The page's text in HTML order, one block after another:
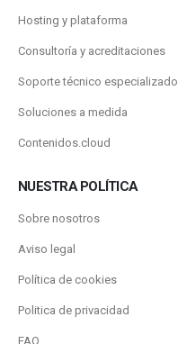
Hosting y plataforma
Consultoría y acreditaciones
Soporte técnico especializado
Soluciones a medida
Contenidos.cloud
NUESTRA POLÍTICA
Sobre nosotros
Aviso legal
Política de cookies
Politica de privacidad
FAQ